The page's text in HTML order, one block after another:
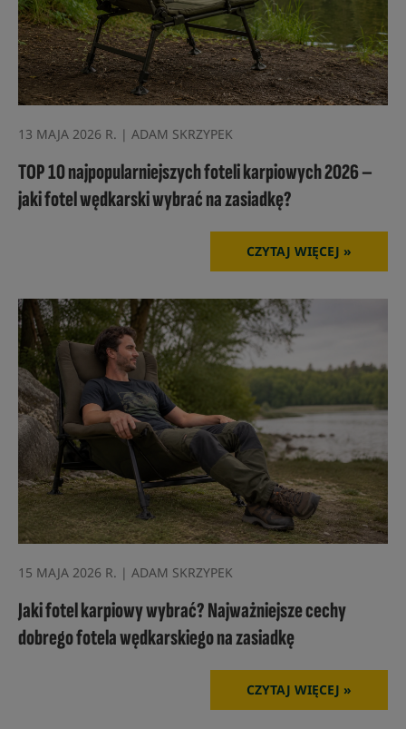
13 MAJA 2026 R. | ADAM SKRZYPEK
TOP 10 najpopularniejszych foteli karpiowych 2026 –
jaki fotel wędkarski wybrać na zasiadkę?
CZYTAJ WIĘCEJ »
15 MAJA 2026 R. | ADAM SKRZYPEK
Jaki fotel karpiowy wybrać? Najważniejsze cechy
dobrego fotela wędkarskiego na zasiadkę
CZYTAJ WIĘCEJ »